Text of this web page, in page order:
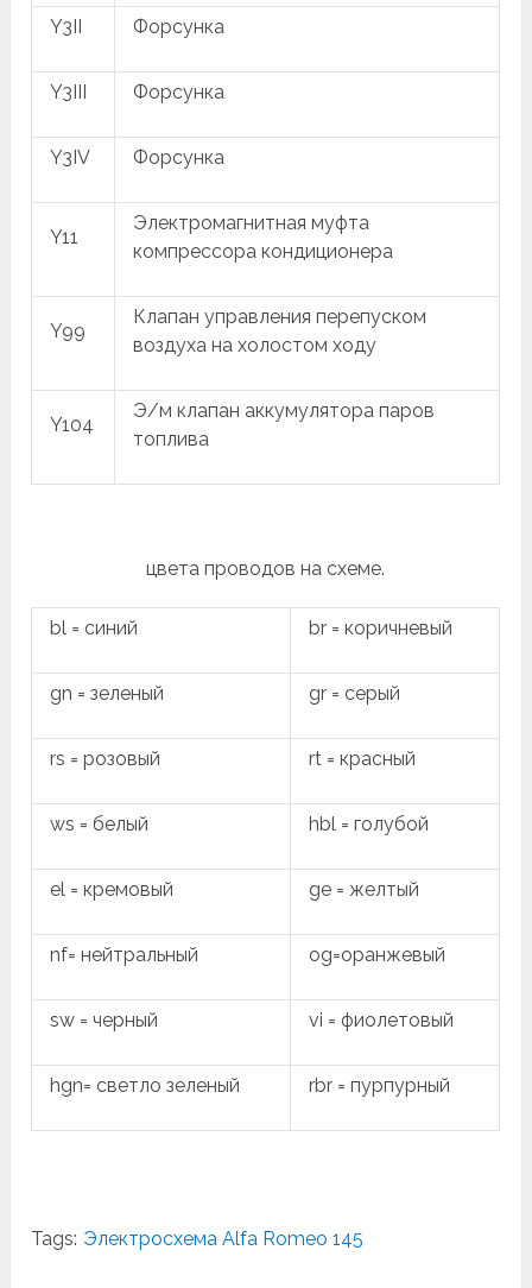
Y3II Форсунка
Y3III Форсунка
Y3IV Форсунка
Y11
Электромагнитная муфта
компрессора кондиционера
Y99
Клапан управления перепуском
воздуха на холостом ходу
Y104
Э/м клапан аккумулятора паров
топлива
цвета проводов на схеме.
bl = синий br = коричневый
gn = зеленый gr = серый
rs = розовый rt = красный
ws = белый hbl = голубой
el = кремовый ge = желтый
nf= нейтральный og=оранжевый
sw = черный vi = фиолетовый
hgn= светло зеленый rbr = пурпурный
Tags: Электросхема Alfa Romeo 145